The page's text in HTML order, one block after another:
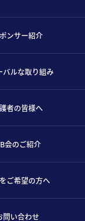
ンサー紹介
バルな取り組み
者の皆様へ
会のご紹介
ご希望の方へ
問い合わせ